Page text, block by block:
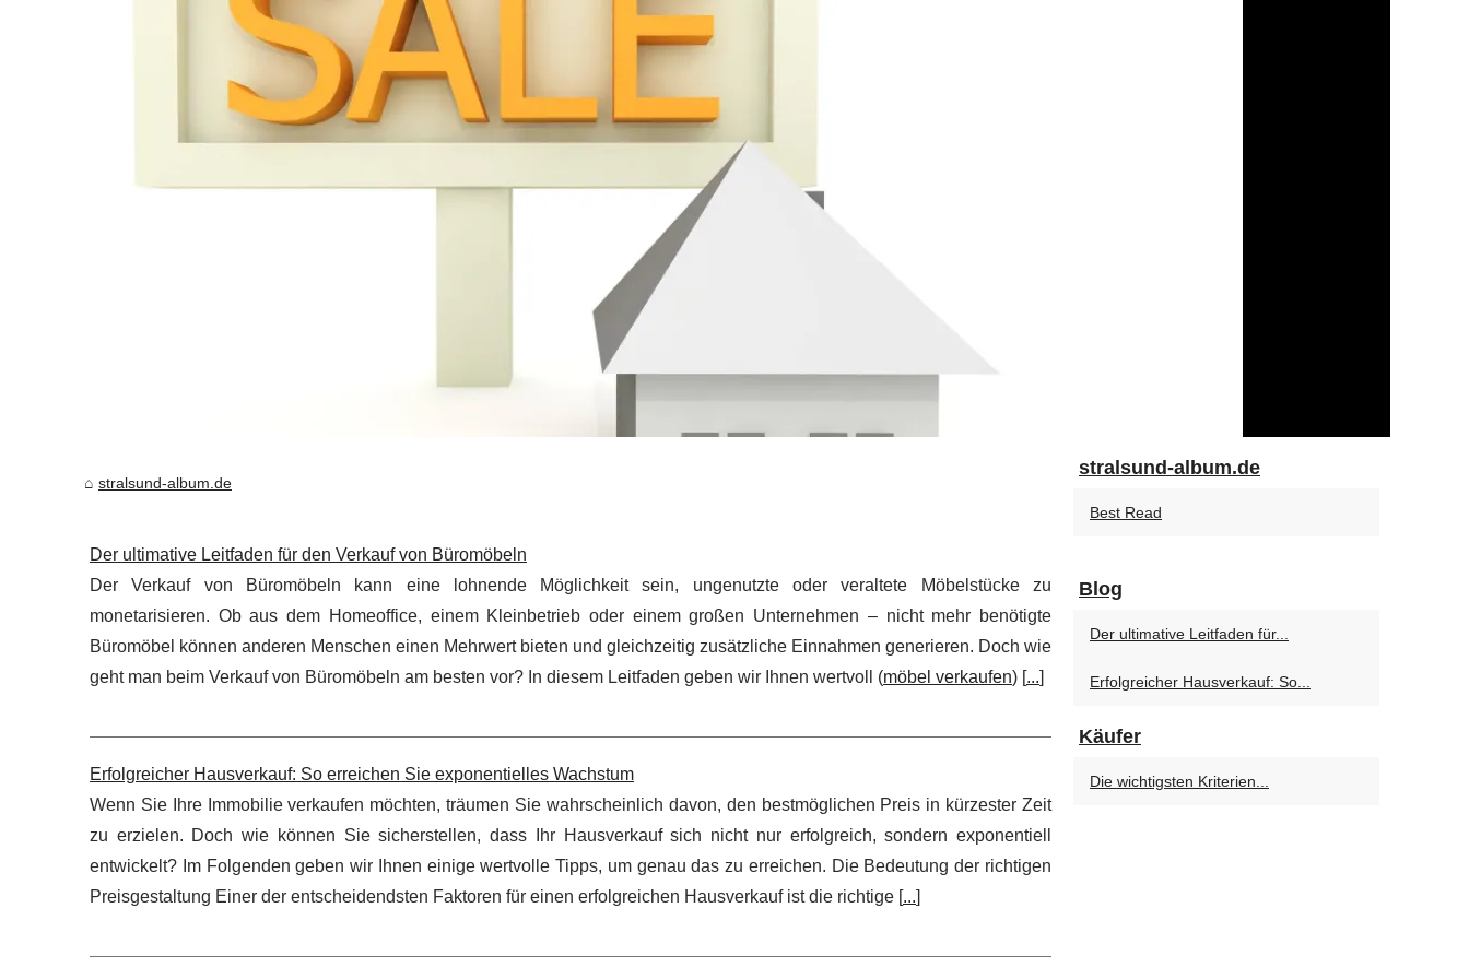
stralsund-album.de
Der ultimative Leitfaden für den Verkauf von Büromöbeln
Der Verkauf von Büromöbeln kann eine lohnende Möglichkeit sein, ungenutzte oder veraltete Möbelstücke zu
monetarisieren. Ob aus dem Homeoffice, einem Kleinbetrieb oder einem großen Unternehmen – nicht mehr benötigte
Büromöbel können anderen Menschen einen Mehrwert bieten und gleichzeitig zusätzliche Einnahmen generieren. Doch wie
geht man beim Verkauf von Büromöbeln am besten vor? In diesem Leitfaden geben wir Ihnen wertvoll (möbel verkaufen) [...]
Erfolgreicher Hausverkauf: So erreichen Sie exponentielles Wachstum
Wenn Sie Ihre Immobilie verkaufen möchten, träumen Sie wahrscheinlich davon, den bestmöglichen Preis in kürzester Zeit
zu erzielen. Doch wie können Sie sicherstellen, dass Ihr Hausverkauf sich nicht nur erfolgreich, sondern exponentiell
entwickelt? Im Folgenden geben wir Ihnen einige wertvolle Tipps, um genau das zu erreichen. Die Bedeutung der richtigen
Preisgestaltung Einer der entscheidendsten Faktoren für einen erfolgreichen Hausverkauf ist die richtige [...]
stralsund-album.de
Best Read
Blog
Der ultimative Leitfaden für...
Erfolgreicher Hausverkauf: So...
Käufer
Die wichtigsten Kriterien...